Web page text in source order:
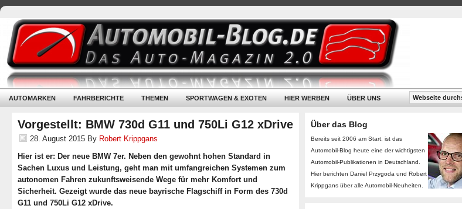
AUTOMARKEN FAHRBERICHTE THEMEN SPORTWAGEN & EXOTEN HIER WERBEN ÜBER UNS
Vorgestellt: BMW 730d G11 und 750Li G12 xDrive
28. August 2015 By Robert Krippgans
Hier ist er: Der neue BMW 7er. Neben den gewohnt hohen Standard in
Sachen Luxus und Leistung, geht man mit umfangreichen Systemen zum
autonomen Fahren zukunftsweisende Wege für mehr Komfort und
Sicherheit. Gezeigt wurde das neue bayrische Flagschiff in Form des 730d
G11 und 750Li G12 xDrive.
Über das Blog
Bereits seit 2006 am Start, ist das
Automobil-Blog heute eine der wichtigsten
Automobil-Publikationen in Deutschland.
Hier berichten Daniel Przygoda und Robert
Krippgans über alle Automobil-Neuheiten.